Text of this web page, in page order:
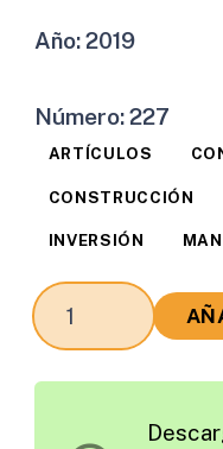
Año:2019
Número:227
ARTÍCULOS
CONSTRUCCIÓN
INVERSIÓN
Tenemos
un
Importante